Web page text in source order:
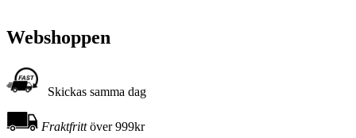
Webshoppen
Skickas samma dag
Fraktfrittöver 999kr